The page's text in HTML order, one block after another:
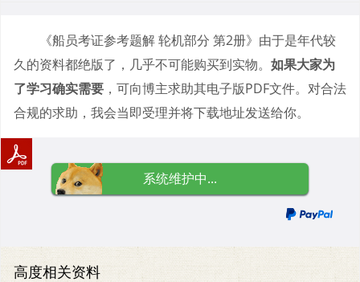
《船员考证参考题解 轮机部分 第2册》由于是年代较
久的资料都绝版了，几乎不可能购买到实物。 如果大家为
了学习确实需要 ，可向博主求助其电子版PDF文件。对合法
合规的求助，我会当即受理并将下载地址发送给你。
系统维护中...
高度相关资料